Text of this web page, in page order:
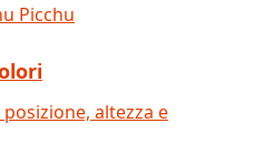
Picchu
altezza e